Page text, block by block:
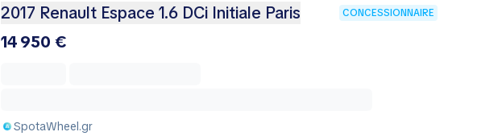
2017 Renault Espace 1.6 DCi Initiale Paris CONCESSIONNAIRE
14 950 €
SpotaWheel.gr